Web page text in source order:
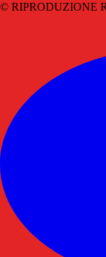
© RIPRODUZIONE